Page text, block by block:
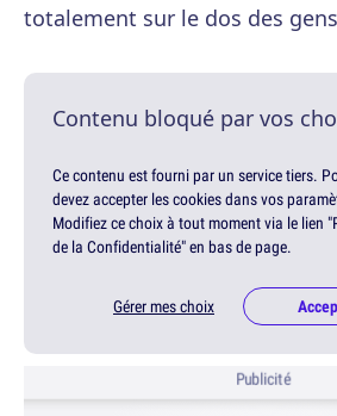
totalement sur le dos des
Contenu bloqué par vos
Ce contenu est fourni par un service tiers.
devez accepter les cookies dans vos
Modifiez ce choix à tout moment via le lien
de la Confidentialité" en bas de page.
Gérer mes choix
Publicité